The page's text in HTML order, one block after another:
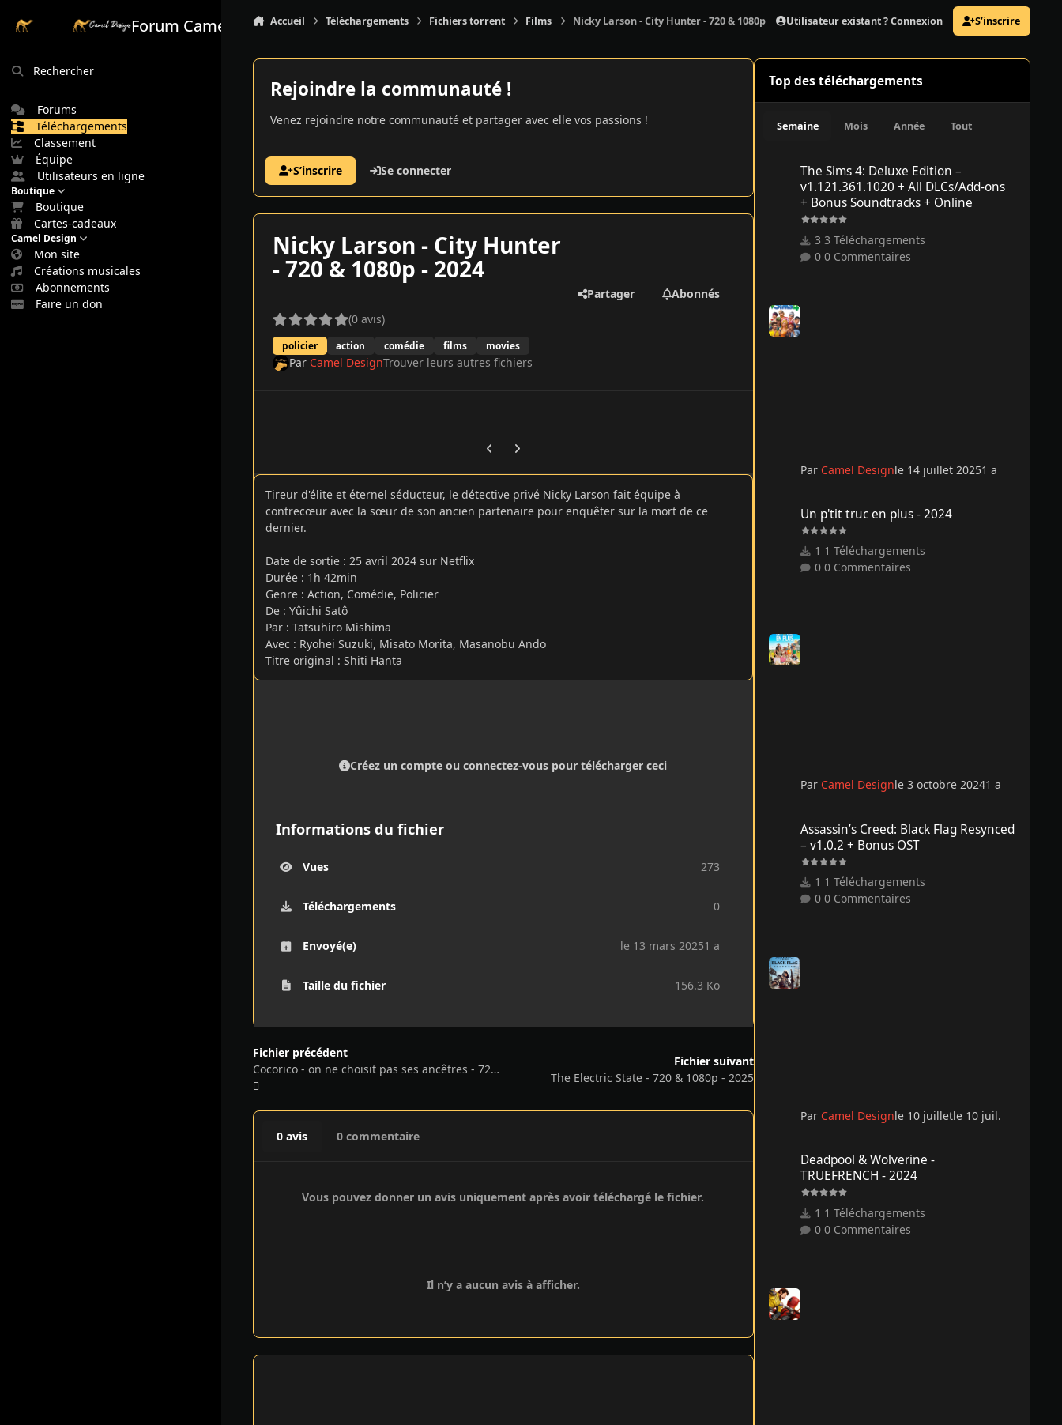
Forum Camel Design
Rechercher
Forums
Téléchargements
Classement
Équipe
Utilisateurs en ligne
Boutique
Boutique
Cartes-cadeaux
Camel Design
Mon site
Créations musicales
Abonnements
Faire un don
Accueil Téléchargements Fichiers torrent Films Nicky Larson - City Hunter - 720 & 1080p - 2024Utilisateur existant ? Connexion S’inscrire
Rejoindre la communauté !
Venez rejoindre notre communauté et partager avec elle vos passions !
S’inscrire Se connecter
Nicky Larson - City Hunter
- 720 & 1080p - 2024
(0 avis)
policier action comédie films movies
Partager Abonnés
Par Camel DesignTrouver leurs autres fichiers
Previous carousel slide
Next carousel slide
Tireur d'élite et éternel séducteur, le détective privé Nicky Larson fait équipe à
contrecœur avec la sœur de son ancien partenaire pour enquêter sur la mort de ce
dernier.
Date de sortie : 25 avril 2024 sur Netflix
Durée : 1h 42min
Genre : Action, Comédie, Policier
De : Yûichi Satô
Par : Tatsuhiro Mishima
Avec : Ryohei Suzuki, Misato Morita, Masanobu Ando
Titre original : Shiti Hanta
Créez un compte ou connectez-vous pour télécharger ceci
Informations du fichier
Vues 273
Téléchargements 0
Envoyé(e) le 13 mars 20251 a
Taille du fichier 156.3 Ko
Fichier précédent
Cocorico - on ne choisit pas ses ancêtres - 720 & 1080p - 2025
Fichier suivant
The Electric State - 720 & 1080p - 2025
0 avis 0 commentaire
Vous pouvez donner un avis uniquement après avoir téléchargé le fichier.
Il n’y a aucun avis à afficher.
Top des téléchargements
Semaine Mois Année Tout
The Sims 4: Deluxe Edition –
v1.121.361.1020 + All DLCs/Add-ons
+ Bonus Soundtracks + Online
3 Téléchargements
0 Commentaires
Par Camel Designle 14 juillet 20251 a
Un p'tit truc en plus - 2024
1 Téléchargements
0 Commentaires
Par Camel Designle 3 octobre 20241 a
Assassin’s Creed: Black Flag Resynced
– v1.0.2 + Bonus OST
1 Téléchargements
0 Commentaires
Par Camel Designle 10 juilletle 10 juil.
Deadpool & Wolverine -
TRUEFRENCH - 2024
1 Téléchargements
0 Commentaires